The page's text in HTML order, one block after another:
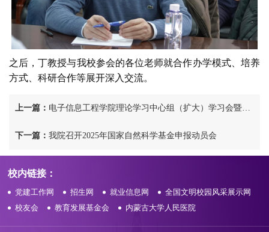
之后，丁教授与我校参会的各位老师就合作办学模式、培养
方式、科研合作等展开深入交流。
上一篇： 电子信息工程学院理论学习中心组（扩大）学习会暨2025届毕业生就业工作会议
下一篇： 我院召开2025年国家自然科学基金申报动员会
校内链接：
党建工作网 招生网 就业信息网
全国文明校园风采展示网
校友会
教育发展基金会 内蒙古大学人民医院